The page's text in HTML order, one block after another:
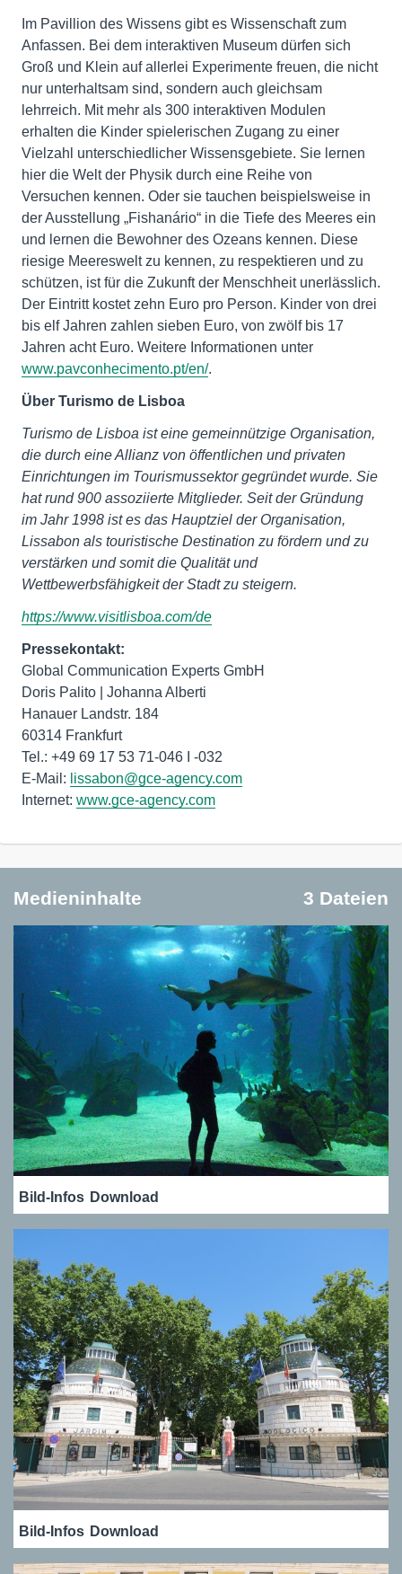
Im Pavillion des Wissens gibt es Wissenschaft zum
Anfassen. Bei dem interaktiven Museum dürfen sich
Groß und Klein auf allerlei Experimente freuen, die nicht
nur unterhaltsam sind, sondern auch gleichsam
lehrreich. Mit mehr als 300 interaktiven Modulen
erhalten die Kinder spielerischen Zugang zu einer
Vielzahl unterschiedlicher Wissensgebiete. Sie lernen
hier die Welt der Physik durch eine Reihe von
Versuchen kennen. Oder sie tauchen beispielsweise in
der Ausstellung „Fishanário“ in die Tiefe des Meeres ein
und lernen die Bewohner des Ozeans kennen. Diese
riesige Meereswelt zu kennen, zu respektieren und zu
schützen, ist für die Zukunft der Menschheit unerlässlich.
Der Eintritt kostet zehn Euro pro Person. Kinder von drei
bis elf Jahren zahlen sieben Euro, von zwölf bis 17
Jahren acht Euro. Weitere Informationen unter
www.pavconhecimento.pt/en/.
Über Turismo de Lisboa
Turismo de Lisboa ist eine gemeinnützige Organisation,
die durch eine Allianz von öffentlichen und privaten
Einrichtungen im Tourismussektor gegründet wurde. Sie
hat rund 900 assoziierte Mitglieder. Seit der Gründung
im Jahr 1998 ist es das Hauptziel der Organisation,
Lissabon als touristische Destination zu fördern und zu
verstärken und somit die Qualität und
Wettbewerbsfähigkeit der Stadt zu steigern.
https://www.visitlisboa.com/de
Pressekontakt:
Global Communication Experts GmbH
Doris Palito | Johanna Alberti
Hanauer Landstr. 184
60314 Frankfurt
Tel.: +49 69 17 53 71-046 I -032
E-Mail: lissabon@gce-agency.com
Internet: www.gce-agency.com
Medieninhalte 3 Dateien
Bild-Infos Download
Bild-Infos Download